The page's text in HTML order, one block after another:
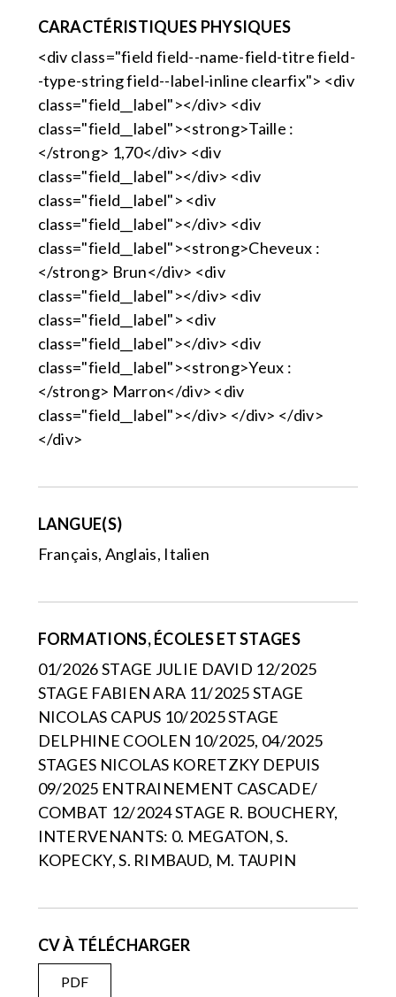
CARACTÉRISTIQUES PHYSIQUES
<div class="field field--name-field-titre field-
-type-string field--label-inline clearfix"> <div
class="field__label"></div> <div
class="field__label"><strong>Taille :
</strong> 1,70</div> <div
class="field__label"></div> <div
class="field__label"> <div
class="field__label"></div> <div
class="field__label"><strong>Cheveux :
</strong> Brun</div> <div
class="field__label"></div> <div
class="field__label"> <div
class="field__label"></div> <div
class="field__label"><strong>Yeux :
</strong> Marron</div> <div
class="field__label"></div> </div> </div>
</div>
LANGUE(S)
Français, Anglais, Italien
FORMATIONS, ÉCOLES ET STAGES
01/2026 STAGE JULIE DAVID 12/2025
STAGE FABIEN ARA 11/2025 STAGE
NICOLAS CAPUS 10/2025 STAGE
DELPHINE COOLEN 10/2025, 04/2025
STAGES NICOLAS KORETZKY DEPUIS
09/2025 ENTRAINEMENT CASCADE/
COMBAT 12/2024 STAGE R. BOUCHERY,
INTERVENANTS: 0. MEGATON, S.
KOPECKY, S. RIMBAUD, M. TAUPIN
CV À TÉLÉCHARGER
PDF